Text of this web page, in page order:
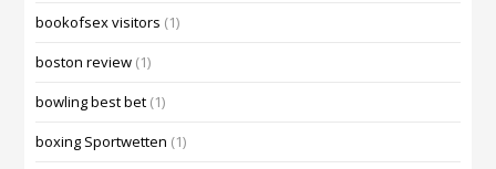
bookofsex visitors (1)
boston review (1)
bowling best bet (1)
boxing Sportwetten (1)